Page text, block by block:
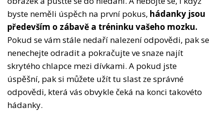
byste neměli úspěch na první pokus, hádanky jsou
především o zábavě a tréninku vašeho mozku.
Pokud se vám stále nedaří nalezení odpovědi, pak se
nenechejte odradit a pokračujte ve snaze najít
skrytého chlapce mezi dívkami. A pokud jste
úspěšní, pak si můžete užít tu slast ze správné
odpovědi, která vás obvykle čeká na konci takovéto
hádanky.